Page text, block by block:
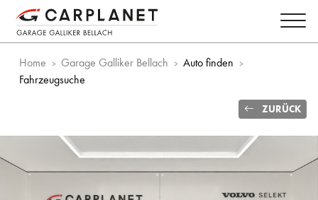
Home Garage Galliker Bellach
Auto finden
Fahrzeugsuche
ZURÜCK